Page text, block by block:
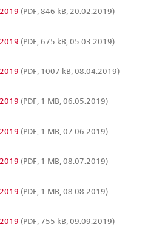
(PDF, 846 kB, 20.02.2019)
(PDF, 675 kB, 05.03.2019)
(PDF, 1007 kB, 08.04.2019)
(PDF, 1 MB, 06.05.2019)
(PDF, 1 MB, 07.06.2019)
(PDF, 1 MB, 08.07.2019)
(PDF, 1 MB, 08.08.2019)
(PDF, 755 kB, 09.09.2019)